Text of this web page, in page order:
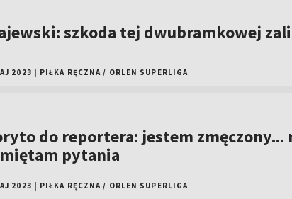
szkoda tej dwubramkowej
2023 PIŁKA RĘCZNA / ORLEN SUPERLIGA
do reportera: jestem zmęczony...
pytania
2023 PIŁKA RĘCZNA / ORLEN SUPERLIGA